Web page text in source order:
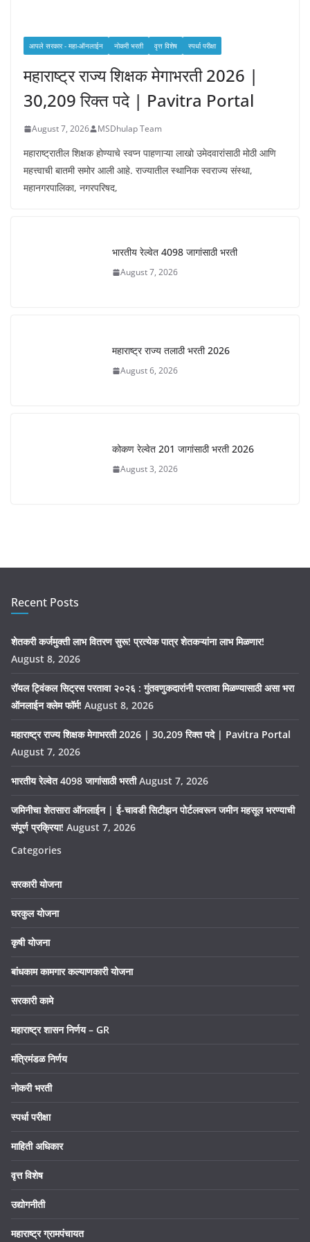
आपले सरकार - महा-ऑनलाईन नोकरी भरती वृत्त विशेष स्पर्धा परीक्षा
महाराष्ट्र राज्य शिक्षक मेगाभरती 2026 |
30,209 रिक्त पदे | Pavitra Portal
August 7, 2026 MSDhulap Team
महाराष्ट्रातील शिक्षक होण्याचे स्वप्न पाहणाऱ्या लाखो उमेदवारांसाठी मोठी आणि
महत्त्वाची बातमी समोर आली आहे. राज्यातील स्थानिक स्वराज्य संस्था,
महानगरपालिका, नगरपरिषद,
भारतीय रेल्वेत 4098 जागांसाठी भरती
August 7, 2026
महाराष्ट्र राज्य तलाठी भरती 2026
August 6, 2026
कोकण रेल्वेत 201 जागांसाठी भरती 2026
August 3, 2026
Recent Posts
शेतकरी कर्जमुक्ती लाभ वितरण सुरू! प्रत्येक पात्र शेतकऱ्यांना लाभ मिळणार!
August 8, 2026
रॉयल ट्विंकल सिट्रस परतावा २०२६ : गुंतवणुकदारांनी परतावा मिळण्यासाठी असा भरा
ऑनलाईन क्लेम फॉर्म! August 8, 2026
महाराष्ट्र राज्य शिक्षक मेगाभरती 2026 | 30,209 रिक्त पदे | Pavitra Portal
August 7, 2026
भारतीय रेल्वेत 4098 जागांसाठी भरती August 7, 2026
जमिनीचा शेतसारा ऑनलाईन | ई-चावडी सिटीझन पोर्टलवरून जमीन महसूल भरण्याची
संपूर्ण प्रक्रिया! August 7, 2026
Categories
सरकारी योजना
घरकुल योजना
कृषी योजना
बांधकाम कामगार कल्याणकारी योजना
सरकारी कामे
महाराष्ट्र शासन निर्णय – GR
मंत्रिमंडळ निर्णय
नोकरी भरती
स्पर्धा परीक्षा
माहिती अधिकार
वृत्त विशेष
उद्योगनीती
महाराष्ट्र ग्रामपंचायत